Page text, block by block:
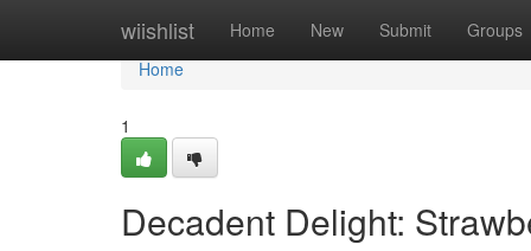
wiishlist Home New Submit Groups
Home
Home
1
Decadent Delight: